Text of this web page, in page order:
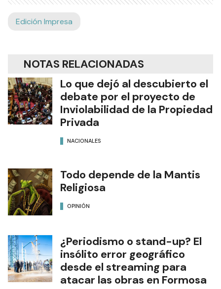
Edición Impresa
NOTAS RELACIONADAS
Lo que dejó al descubierto el
debate por el proyecto de
Inviolabilidad de la Propiedad
Privada
NACIONALES
Todo depende de la Mantis
Religiosa
OPINIÓN
¿Periodismo o stand-up? El
insólito error geográfico
desde el streaming para
atacar las obras en Formosa